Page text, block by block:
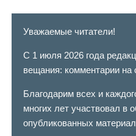
Уважаемые читатели!
С 1 июля 2026 года
вещания: комментарии на
Благодарим всех и
многих лет участвовал в
опубликованных